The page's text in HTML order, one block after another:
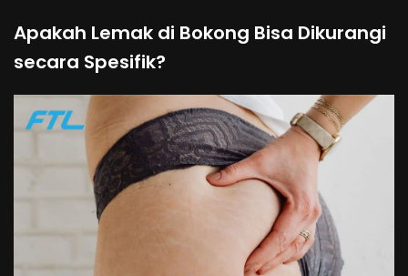
Apakah Lemak di Bokong Bisa Dikurangi
secara Spesifik?